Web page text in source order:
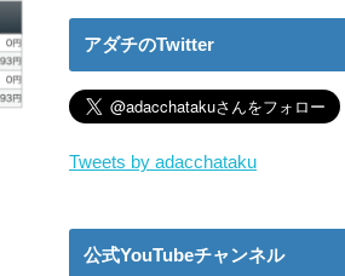
アダチのTwitter
Tweets by adacchataku
公式YouTubeチャンネル